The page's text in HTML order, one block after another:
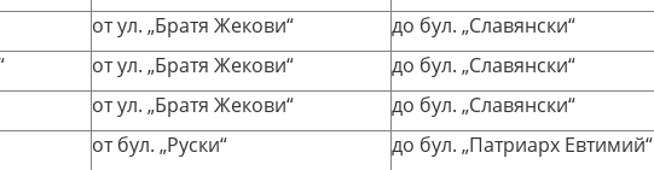
от ул. „Братя Жекови“
до бул. „Славянски“
от ул. „Братя Жекови“
до бул. „Славянски“
от ул. „Братя Жекови“
до бул. „Славянски“
от бул. „Руски“
до бул. „Патриарх Евтимий“